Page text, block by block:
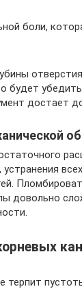
боли,
будет
достает
довольно
терпит